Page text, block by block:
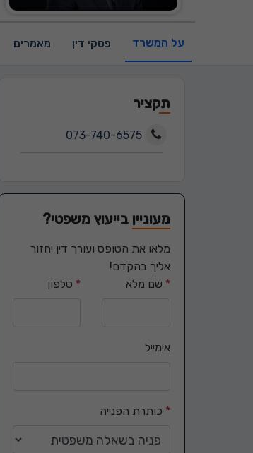
על המשרד פסקי דין מאמרים
תקציר
073-740-6575
מעוניין בייעוץ משפטי?
מלאו את הטופס ועורך דין יחזור
אליך בהקדם!
* שם מלא * טלפון
אימייל
* כותרת הפנייה